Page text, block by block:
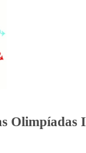
Olimpíadas